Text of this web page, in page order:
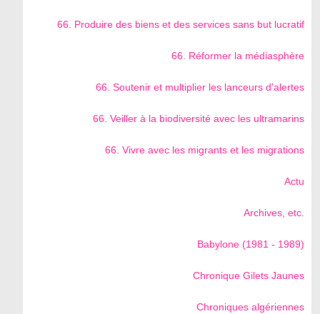
66. Produire des biens et des services sans but lucratif
66. Réformer la médiasphère
66. Soutenir et multiplier les lanceurs d’alertes
66. Veiller à la biodiversité avec les ultramarins
66. Vivre avec les migrants et les migrations
Actu
Archives, etc.
Babylone (1981 - 1989)
Chronique Gilets Jaunes
Chroniques algériennes